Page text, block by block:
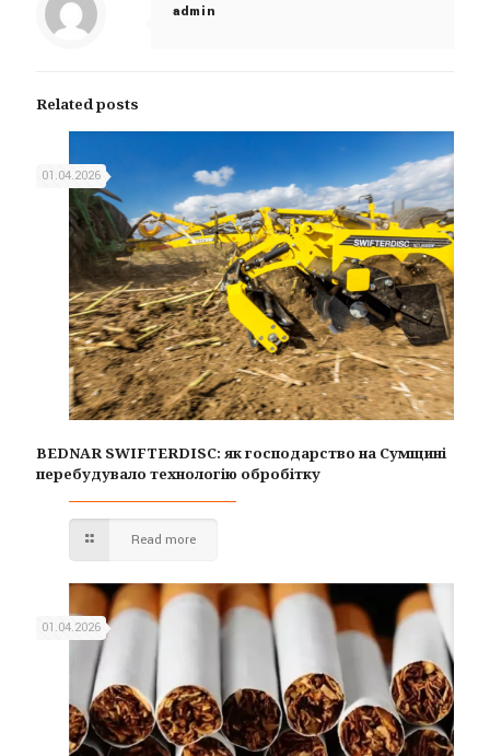
admin
Related posts
01.04.2026
BEDNAR SWIFTERDISC: як господарство на Сумщині
перебудувало технологію обробітку
Read more
01.04.2026